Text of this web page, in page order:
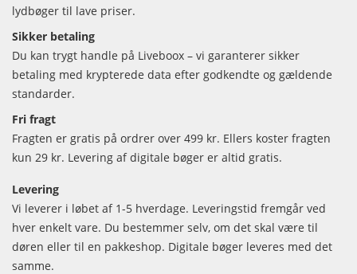
lydbøger til lave priser.
Sikker betaling
Du kan trygt handle på Liveboox – vi garanterer sikker
betaling med krypterede data efter godkendte og gældende
standarder.
Fri fragt
Fragten er gratis på ordrer over 499 kr. Ellers koster fragten
kun 29 kr. Levering af digitale bøger er altid gratis.
Levering
Vi leverer i løbet af 1-5 hverdage. Leveringstid fremgår ved
hver enkelt vare. Du bestemmer selv, om det skal være til
døren eller til en pakkeshop. Digitale bøger leveres med det
samme.